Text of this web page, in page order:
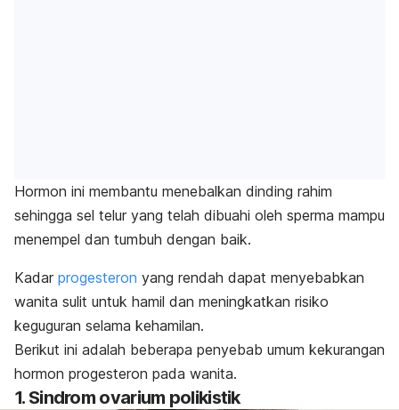
Hormon ini membantu menebalkan dinding rahim
sehingga sel telur yang telah dibuahi oleh sperma mampu
menempel dan tumbuh dengan baik.
Kadar progesteron yang rendah dapat menyebabkan
wanita sulit untuk hamil dan meningkatkan risiko
keguguran selama kehamilan.
Berikut ini adalah beberapa penyebab umum kekurangan
hormon progesteron pada wanita.
1. Sindrom ovarium polikistik